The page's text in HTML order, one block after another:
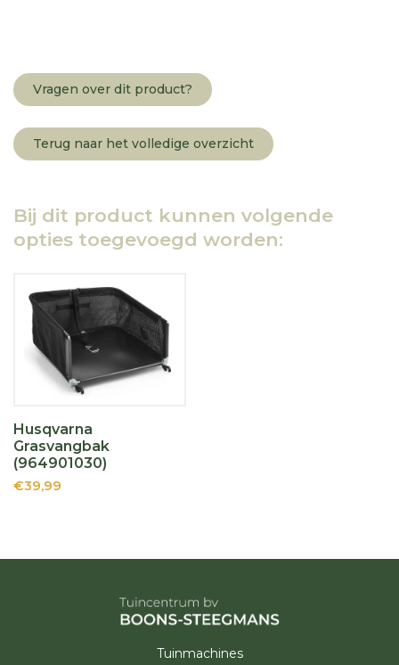
Vragen over dit product?
Terug naar het volledige overzicht
Bij dit product kunnen volgende
opties toegevoegd worden:
Husqvarna
Grasvangbak
(964901030)
€39,99
Tuinmachines